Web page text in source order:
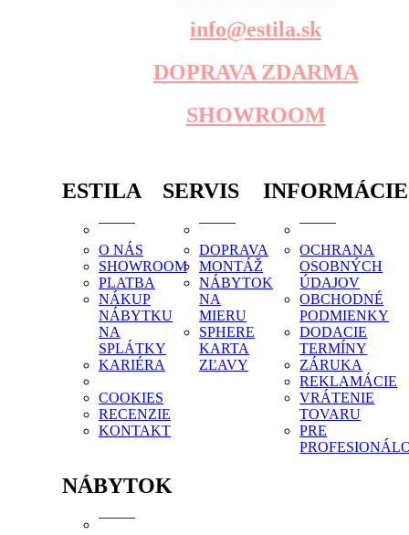
info@estila.sk
DOPRAVA ZDARMA
SHOWROOM
ESTILA
O NÁS
SHOWROOM
PLATBA
NÁKUP
NÁBYTKU
NA
SPLÁTKY
KARIÉRA
COOKIES
RECENZIE
KONTAKT
SERVIS
DOPRAVA
MONTÁŽ
NÁBYTOK
NA
MIERU
SPHERE
KARTA
ZĽAVY
INFORMÁCIE
OCHRANA
OSOBNÝCH
ÚDAJOV
OBCHODNÉ
PODMIENKY
DODACIE
TERMÍNY
ZÁRUKA
REKLAMÁCIE
VRÁTENIE
TOVARU
PRE
NÁBYTOK